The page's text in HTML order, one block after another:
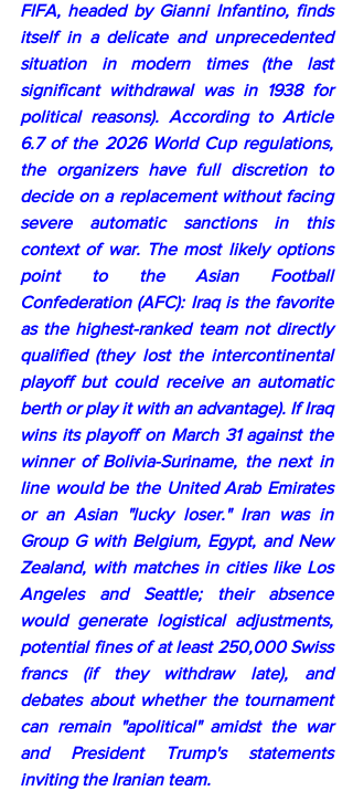
FIFA, headed by Gianni Infantino, finds
itself in a delicate and unprecedented
situation in modern times (the last
significant withdrawal was in 1938 for
political reasons). According to Article
6.7 of the 2026 World Cup regulations,
the organizers have full discretion to
decide on a replacement without facing
severe automatic sanctions in this
context of war. The most likely options
point to the Asian Football
Confederation (AFC): Iraq is the favorite
as the highest-ranked team not directly
qualified (they lost the intercontinental
playoff but could receive an automatic
berth or play it with an advantage). If Iraq
wins its playoff on March 31 against the
winner of Bolivia-Suriname, the next in
line would be the United Arab Emirates
or an Asian "lucky loser." Iran was in
Group G with Belgium, Egypt, and New
Zealand, with matches in cities like Los
Angeles and Seattle; their absence
would generate logistical adjustments,
potential fines of at least 250,000 Swiss
francs (if they withdraw late), and
debates about whether the tournament
can remain "apolitical" amidst the war
and President Trump's statements
inviting the Iranian team.